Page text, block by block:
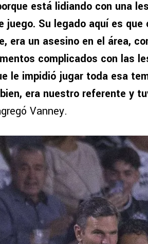
está lidiando con una
juego. Su legado aquí es
era un asesino en el área,
complicados con las
le impidió jugar toda esa
era nuestro referente y
Vanney.